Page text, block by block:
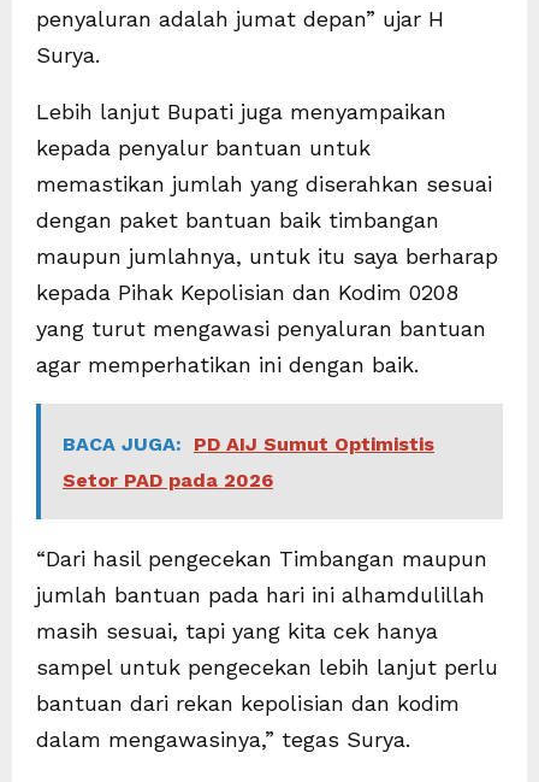
penyaluran adalah jumat depan” ujar H
Surya.
Lebih lanjut Bupati juga menyampaikan
kepada penyalur bantuan untuk
memastikan jumlah yang diserahkan sesuai
dengan paket bantuan baik timbangan
maupun jumlahnya, untuk itu saya berharap
kepada Pihak Kepolisian dan Kodim 0208
yang turut mengawasi penyaluran bantuan
agar memperhatikan ini dengan baik.
BACA JUGA:
PD AIJ Sumut Optimistis
Setor PAD pada 2026
“Dari hasil pengecekan Timbangan maupun
jumlah bantuan pada hari ini alhamdulillah
masih sesuai, tapi yang kita cek hanya
sampel untuk pengecekan lebih lanjut perlu
bantuan dari rekan kepolisian dan kodim
dalam mengawasinya,” tegas Surya.